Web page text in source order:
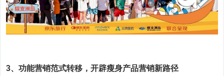
3、功能营销范式转移，开辟瘦身产品营销新路径